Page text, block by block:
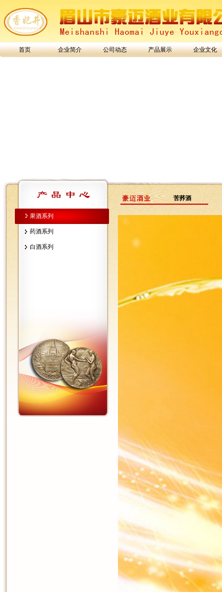
首页 企业简介 公司动态 产品展示 企业文化
苦荞酒
果酒系列
药酒系列
白酒系列